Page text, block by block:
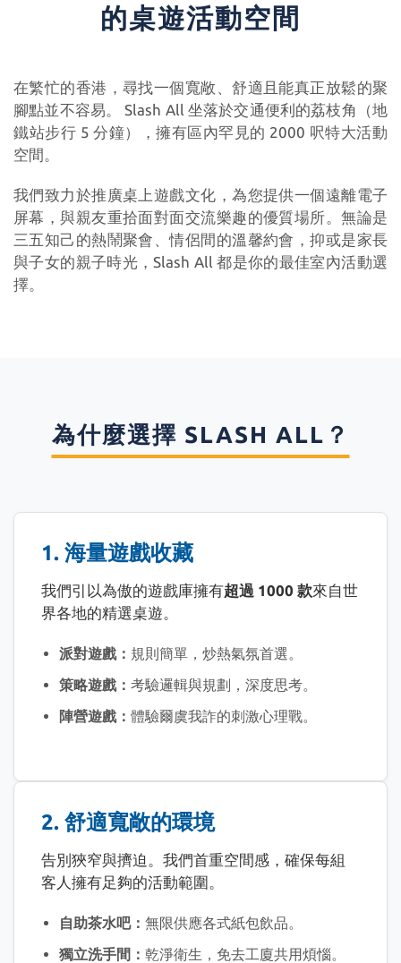
的桌遊活動空間
在繁忙的香港，尋找一個寬敞、舒適且能真正放鬆的聚
腳點並不容易。 Slash All 坐落於交通便利的荔枝角（地
鐵站步行 5 分鐘），擁有區內罕見的 2000 呎特大活動
空間。
我們致力於推廣桌上遊戲文化，為您提供一個遠離電子
屏幕，與親友重拾面對面交流樂趣的優質場所。無論是
三五知己的熱鬧聚會、情侶間的溫馨約會，抑或是家長
與子女的親子時光，Slash All 都是你的最佳室內活動選
擇。
為什麼選擇 SLASH ALL？
1. 海量遊戲收藏
我們引以為傲的遊戲庫擁有超過 1000 款來自世
界各地的精選桌遊。
派對遊戲： 規則簡單，炒熱氣氛首選。
策略遊戲： 考驗邏輯與規劃，深度思考。
陣營遊戲： 體驗爾虞我詐的刺激心理戰。
2. 舒適寬敞的環境
告別狹窄與擠迫。我們首重空間感，確保每組
客人擁有足夠的活動範圍。
自助茶水吧： 無限供應各式紙包飲品。
獨立洗手間： 乾淨衛生，免去工廈共用煩惱。